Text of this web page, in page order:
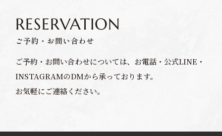
RESERVATION
ご予約・お問い合わせ
ご予約・お問い合わせについては、お電話・公式LINE・
INSTAGRAMのDMから承っております。
お気軽にご連絡ください。